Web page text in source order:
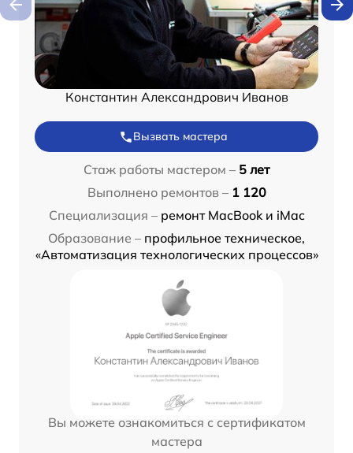
Константин Александрович Иванов
Вызвать мастера
Стаж работы мастером – 5 лет
Выполнено ремонтов – 1 120
Специализация – ремонт MacBook и iMac
Образование – профильное техническое,
«Автоматизация технологических процессов»
Вы можете ознакомиться с сертификатом
мастера